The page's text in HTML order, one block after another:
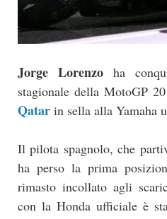
Jorge Lorenzo ha
stagionale della MotoGP
Qatar in sella alla Yamaha
Il pilota spagnolo, che
ha perso la prima
rimasto incollato agli
con la Honda ufficiale è